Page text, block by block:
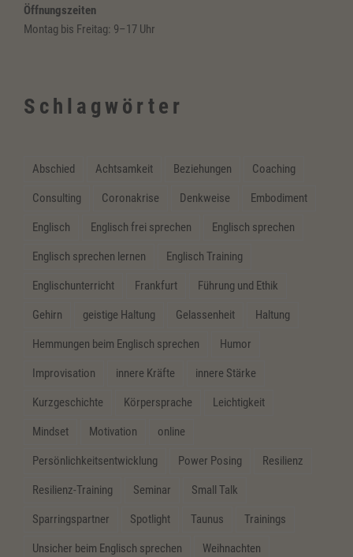
Öffnungszeiten
Montag bis Freitag: 9–17 Uhr
Schlagwörter
Abschied Achtsamkeit Beziehungen Coaching
Consulting Coronakrise Denkweise Embodiment
Englisch Englisch frei sprechen Englisch sprechen
Englisch sprechen lernen Englisch Training
Englischunterricht Frankfurt Führung und Ethik
Gehirn geistige Haltung Gelassenheit Haltung
Hemmungen beim Englisch sprechen Humor
Improvisation innere Kräfte innere Stärke
Kurzgeschichte Körpersprache Leichtigkeit
Mindset Motivation online
Persönlichkeitsentwicklung Power Posing Resilienz
Resilienz-Training Seminar Small Talk
Sparringspartner Spotlight Taunus Trainings
Unsicher beim Englisch sprechen Weihnachten